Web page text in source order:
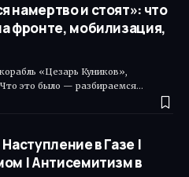
намертво и стоят»: что
фронте, мобилизация,
«Цезарь Куников»,
это было — разбираемся…
в Газе |
| Антисемитизм в